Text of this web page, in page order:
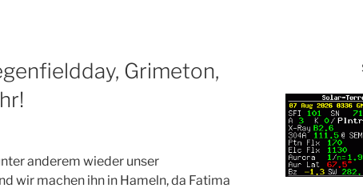
Grimeton,
anderem wieder unser
wir machen ihn in Hameln, da Fatima